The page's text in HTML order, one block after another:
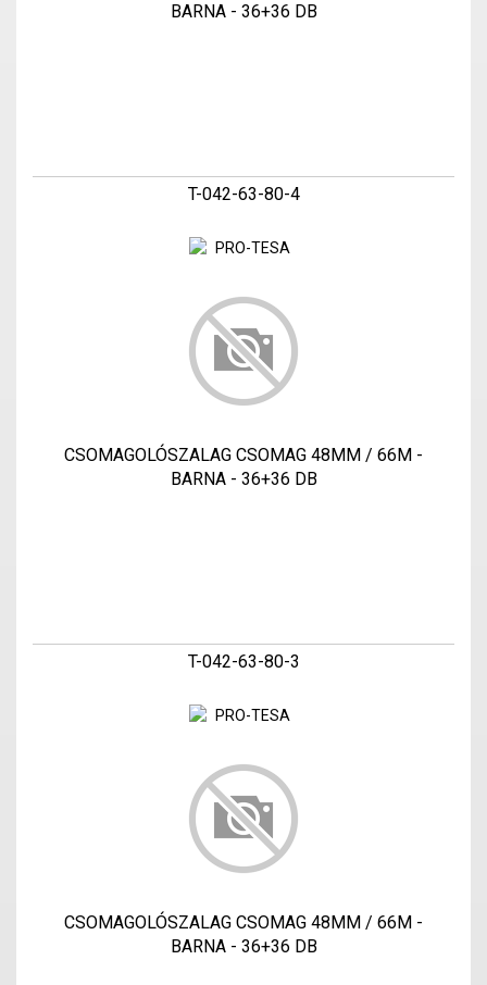
BARNA - 36+36 DB
T-042-63-80-4
CSOMAGOLÓSZALAG CSOMAG 48MM / 66M -
BARNA - 36+36 DB
T-042-63-80-3
CSOMAGOLÓSZALAG CSOMAG 48MM / 66M -
BARNA - 36+36 DB